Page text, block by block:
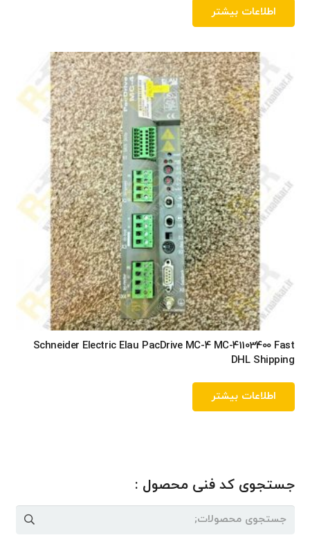
اطلاعات بیشتر
Schneider Electric Elau PacDrive MC-4 MC-41103400 Fast
DHL Shipping
اطلاعات بیشتر
جستجوی کد فنی محصول :
جستجو